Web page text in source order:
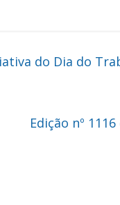
do Dia do
Edição nº